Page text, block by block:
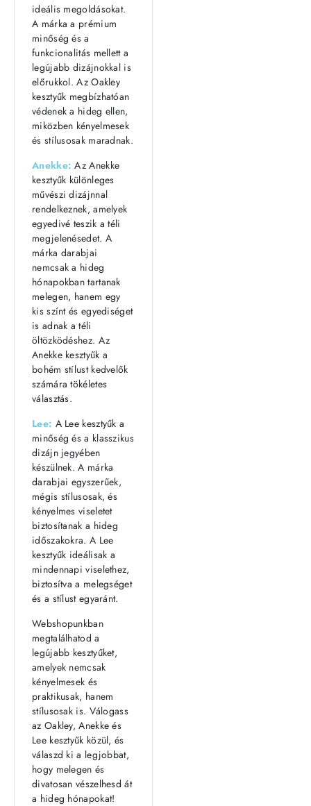
ideális megoldásokat.
A márka a prémium
minőség és a
funkcionalitás mellett a
legújabb dizájnokkal is
előrukkol. Az Oakley
kesztyűk megbízhatóan
védenek a hideg ellen,
miközben kényelmesek
és stílusosak maradnak.
Anekke: Az Anekke
kesztyűk különleges
művészi dizájnnal
rendelkeznek, amelyek
egyedivé teszik a téli
megjelenésedet. A
márka darabjai
nemcsak a hideg
hónapokban tartanak
melegen, hanem egy
kis színt és egyediséget
is adnak a téli
öltözködéshez. Az
Anekke kesztyűk a
bohém stílust kedvelők
számára tökéletes
választás.
Lee: A Lee kesztyűk a
minőség és a klasszikus
dizájn jegyében
készülnek. A márka
darabjai egyszerűek,
mégis stílusosak, és
kényelmes viseletet
biztosítanak a hideg
időszakokra. A Lee
kesztyűk ideálisak a
mindennapi viselethez,
biztosítva a melegséget
és a stílust egyaránt.
Webshopunkban
megtalálhatod a
legújabb kesztyűket,
amelyek nemcsak
kényelmesek és
praktikusak, hanem
stílusosak is. Válogass
az Oakley, Anekke és
Lee kesztyűk közül, és
válaszd ki a legjobbat,
hogy melegen és
divatosan vészelhesd át
a hideg hónapokat!